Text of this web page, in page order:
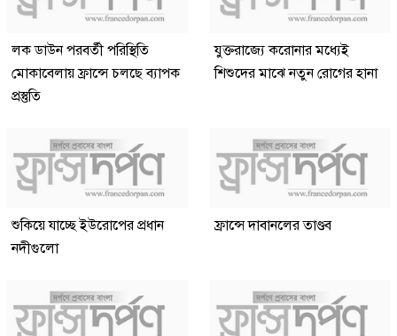
লক ডাউন পরবর্তী পরিস্থিতি
মোকাবেলায় ফ্রান্সে চলছে ব্যাপক
প্রস্তুতি
যুক্তরাজ্যে করোনার মধ্যেই
শিশুদের মাঝে নতুন রোগের হানা
শুকিয়ে যাচ্ছে ইউরোপের প্রধান
নদীগুলো
ফ্রান্সে দাবানলের তাণ্ডব